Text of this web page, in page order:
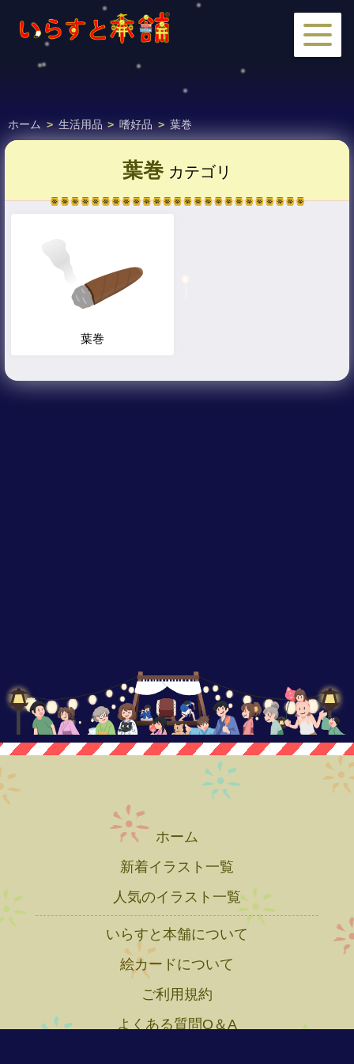
ホーム > 生活用品 > 嗜好品 > 葉巻
葉巻 カテゴリ
葉巻
ホーム
新着イラスト一覧
人気のイラスト一覧
いらすと本舗について
絵カードについて
ご利用規約
よくある質問Q＆A